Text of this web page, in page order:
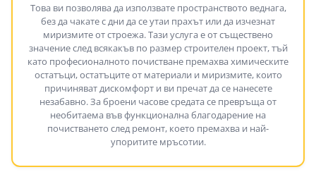
Това ви позволява да използвате пространството веднага,
без да чакате с дни да се утаи прахът или да изчезнат
миризмите от строежа. Тази услуга е от съществено
значение след всякакъв по размер строителен проект, тъй
като професионалното почистване премахва химическите
остатъци, остатъците от материали и миризмите, които
причиняват дискомфорт и ви пречат да се нанесете
незабавно. За броени часове средата се превръща от
необитаема във функционална благодарение на
почистването след ремонт, което премахва и най-
упоритите мръсотии.